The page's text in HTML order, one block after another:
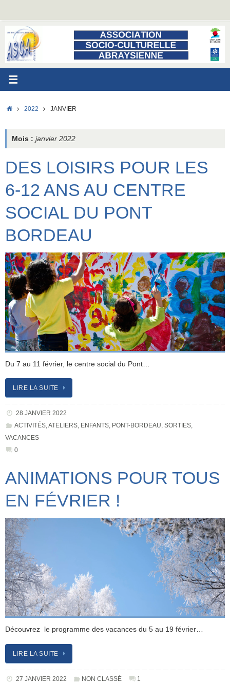
contenu
ACCUEIL
2022 JANVIER
Mois : janvier 2022
DES LOISIRS POUR LES
6-12 ANS AU CENTRE
SOCIAL DU PONT
BORDEAU
Du 7 au 11 février, le centre social du Pont…
LIRE LA SUITE
28 JANVIER 2022
ACTIVITÉS,ATELIERS, ENFANTS, PONT-BORDEAU, SORTIES,
VACANCES
0
ANIMATIONS POUR TOUS
EN FÉVRIER !
Découvrez le programme des vacances du 5 au 19 février…
LIRE LA SUITE
27 JANVIER 2022 NON CLASSÉ 1